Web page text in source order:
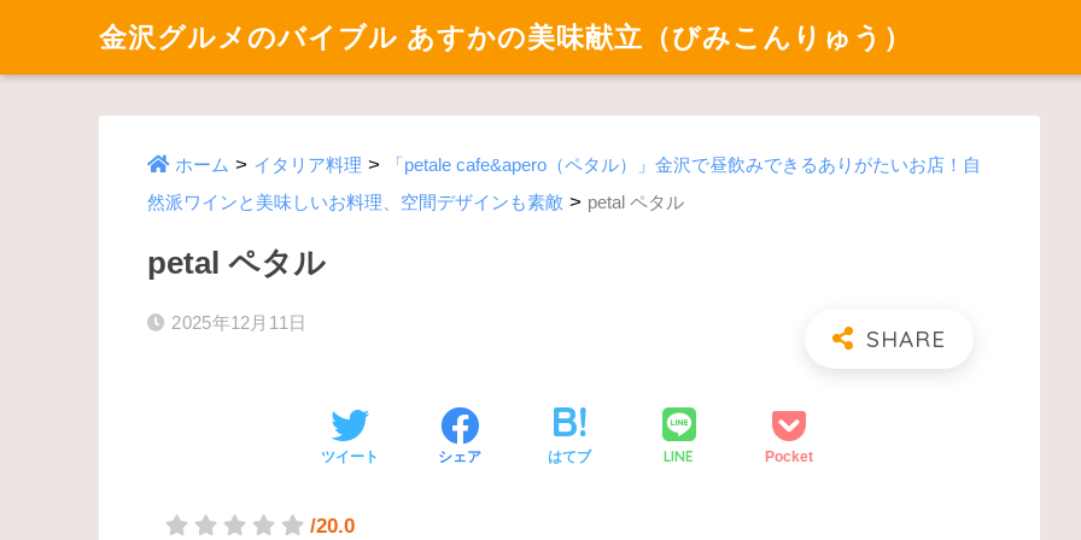
金沢グルメのバイブル あすかの美味献立（びみこんりゅう）
ホーム > イタリア料理 >
「petale cafe&apero（ペタル）」金沢で昼飲みできるありがたいお店！自
然派ワインと美味しいお料理、空間デザインも素敵 > petal ペタル
petal ペタル
2025年12月11日
ツイート シェア はてブ LINE Pocket
/20.0